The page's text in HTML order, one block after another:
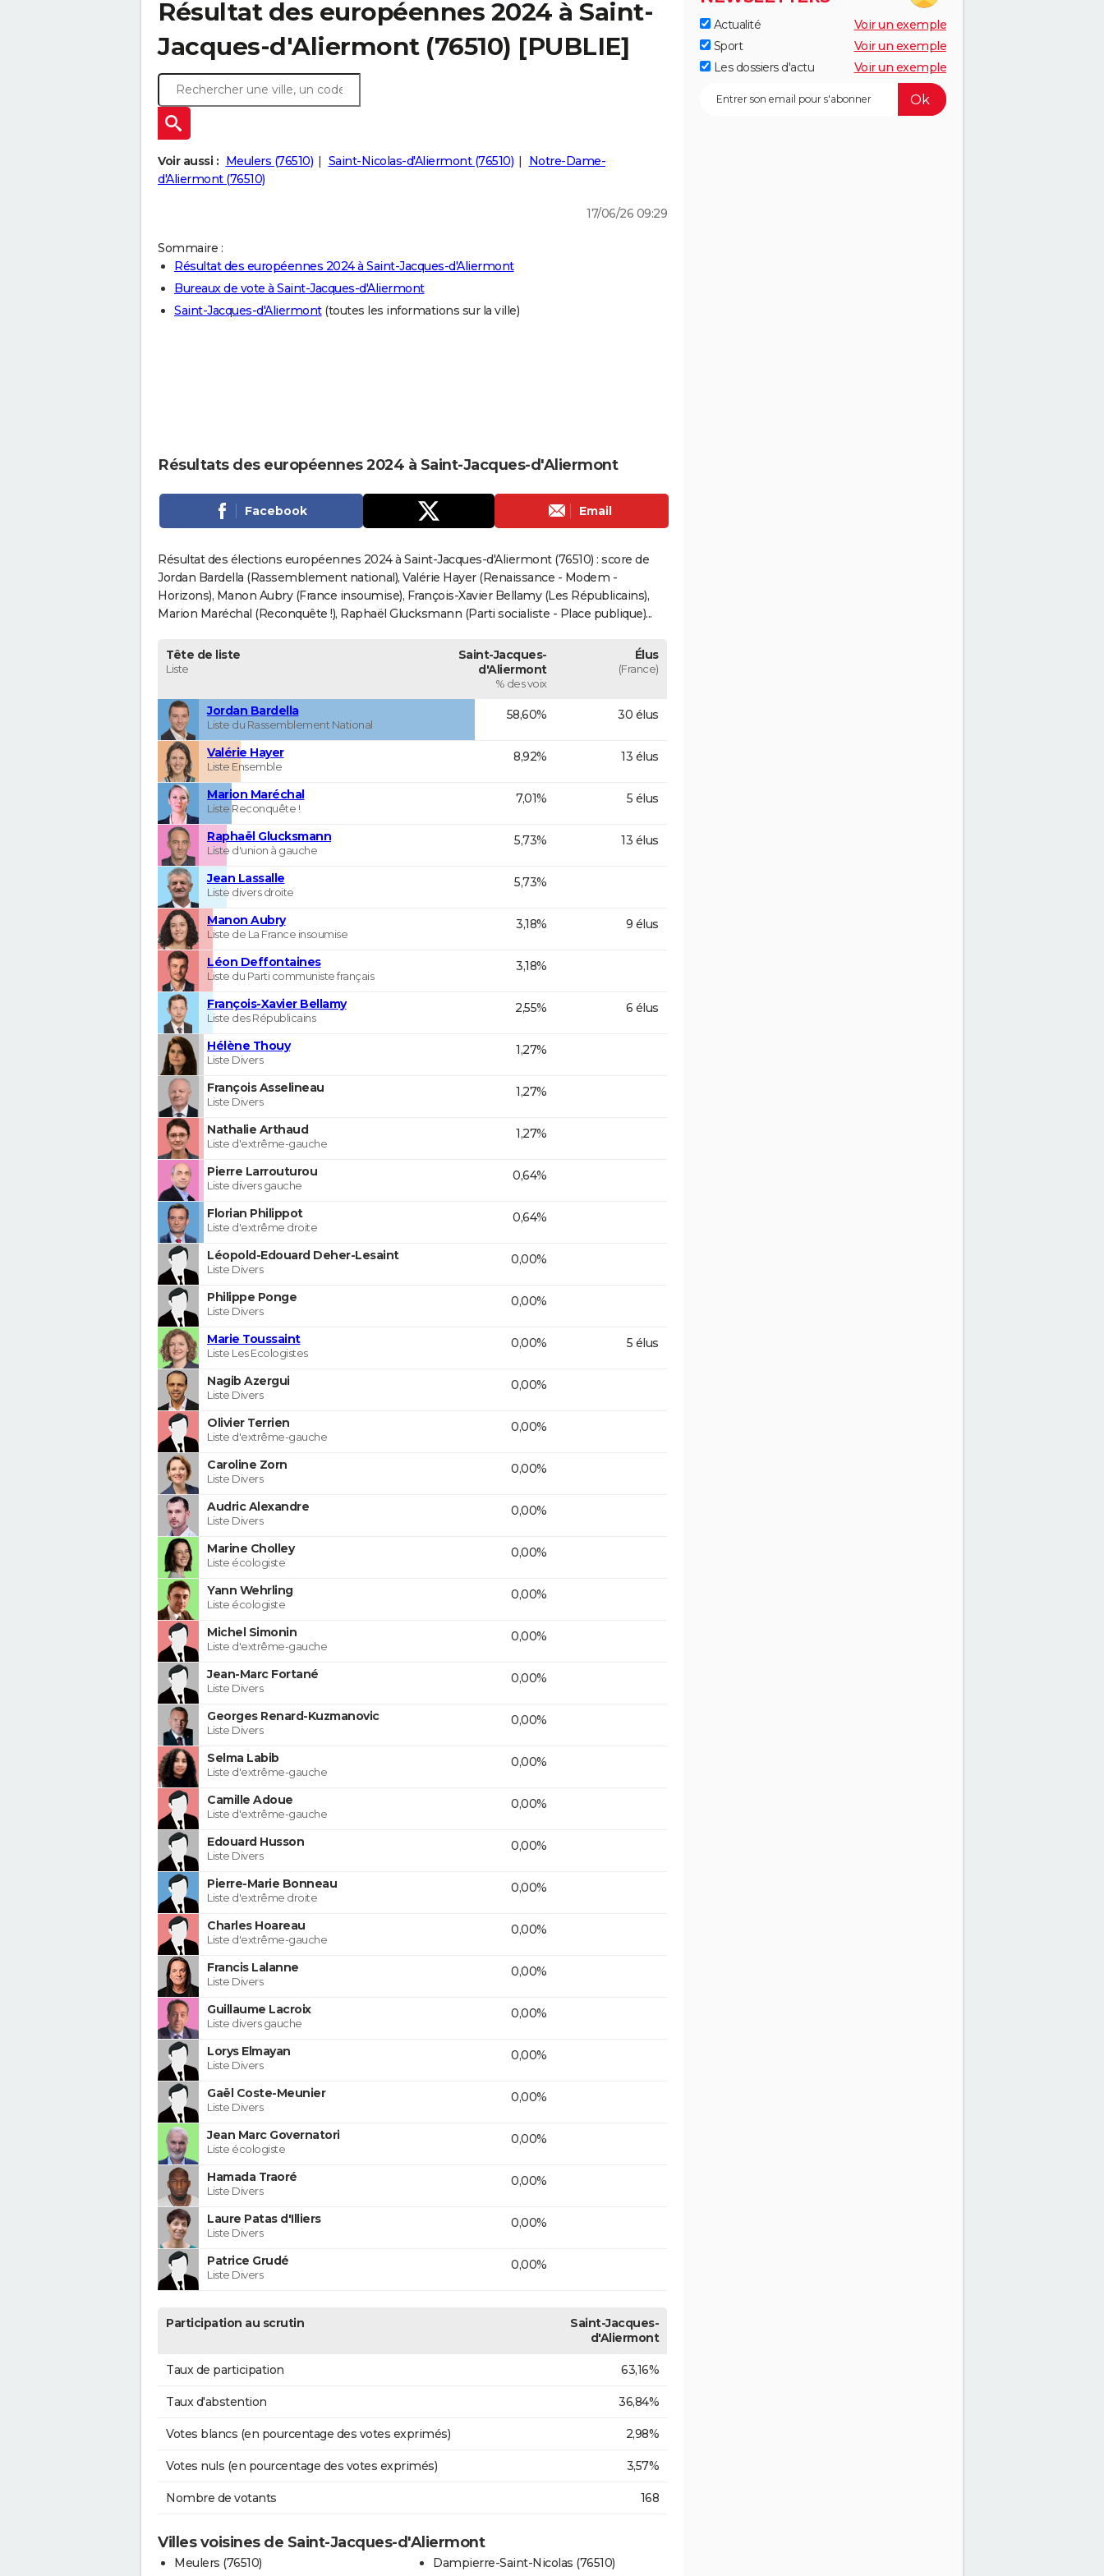
Résultat des européennes 2024 à Saint-
Jacques-d'Aliermont (76510) [PUBLIE]
Voir aussi : Meulers (76510) Saint-Nicolas-d'Aliermont (76510)
Notre-Dame-
d'Aliermont (76510)
17/06/26 09:29
Sommaire :
Résultat des européennes 2024 à Saint-Jacques-d'Aliermont
Bureaux de vote à Saint-Jacques-d'Aliermont
Saint-Jacques-d'Aliermont(toutes les informations sur la ville)
Résultats des européennes 2024 à Saint-Jacques-d'Aliermont
Facebook Email
Résultat des élections européennes 2024 à Saint-Jacques-d'Aliermont (76510) : score de
Jordan Bardella (Rassemblement national), Valérie Hayer (Renaissance - Modem -
Horizons), Manon Aubry (France insoumise), François-Xavier Bellamy (Les Républicains),
Marion Maréchal (Reconquête !), Raphaël Glucksmann (Parti socialiste - Place publique)...
Tête de liste
Liste
Saint-Jacques-
d'Aliermont
% des voix
Élus
(France)
Jordan Bardella
Liste du Rassemblement National
58,60% 30 élus
Valérie Hayer
Liste Ensemble
8,92% 13 élus
Marion Maréchal
Liste Reconquête !
7,01% 5 élus
Raphaël Glucksmann
Liste d'union à gauche
5,73% 13 élus
Jean Lassalle
Liste divers droite
5,73%
Manon Aubry
Liste de La France insoumise
3,18% 9 élus
Léon Deffontaines
Liste du Parti communiste français
3,18%
François-Xavier Bellamy
Liste des Républicains
2,55% 6 élus
Hélène Thouy
Liste Divers
1,27%
François Asselineau
Liste Divers
1,27%
Nathalie Arthaud
Liste d'extrême-gauche
1,27%
Pierre Larrouturou
Liste divers gauche
0,64%
Florian Philippot
Liste d'extrême droite
0,64%
Léopold-Edouard Deher-Lesaint
Liste Divers
0,00%
Philippe Ponge
Liste Divers
0,00%
Marie Toussaint
Liste Les Ecologistes
0,00% 5 élus
Nagib Azergui
Liste Divers
0,00%
Olivier Terrien
Liste d'extrême-gauche
0,00%
Caroline Zorn
Liste Divers
0,00%
Audric Alexandre
Liste Divers
0,00%
Marine Cholley
Liste écologiste
0,00%
Yann Wehrling
Liste écologiste
0,00%
Michel Simonin
Liste d'extrême-gauche
0,00%
Jean-Marc Fortané
Liste Divers
0,00%
Georges Renard-Kuzmanovic
Liste Divers
0,00%
Selma Labib
Liste d'extrême-gauche
0,00%
Camille Adoue
Liste d'extrême-gauche
0,00%
Edouard Husson
Liste Divers
0,00%
Pierre-Marie Bonneau
Liste d'extrême droite
0,00%
Charles Hoareau
Liste d'extrême-gauche
0,00%
Francis Lalanne
Liste Divers
0,00%
Guillaume Lacroix
Liste divers gauche
0,00%
Lorys Elmayan
Liste Divers
0,00%
Gaël Coste-Meunier
Liste Divers
0,00%
Jean Marc Governatori
Liste écologiste
0,00%
Hamada Traoré
Liste Divers
0,00%
Laure Patas d'Illiers
Liste Divers
0,00%
Patrice Grudé
Liste Divers
0,00%
Participation au scrutin
Saint-Jacques-
d'Aliermont
Taux de participation 63,16%
Taux d'abstention 36,84%
Votes blancs (en pourcentage des votes exprimés) 2,98%
Votes nuls (en pourcentage des votes exprimés) 3,57%
Nombre de votants 168
Villes voisines de Saint-Jacques-d'Aliermont
Meulers (76510) Dampierre-Saint-Nicolas (76510)
Actualité
Voir un exemple
Sport
Voir un exemple
Les dossiers d'actu
Voir un exemple